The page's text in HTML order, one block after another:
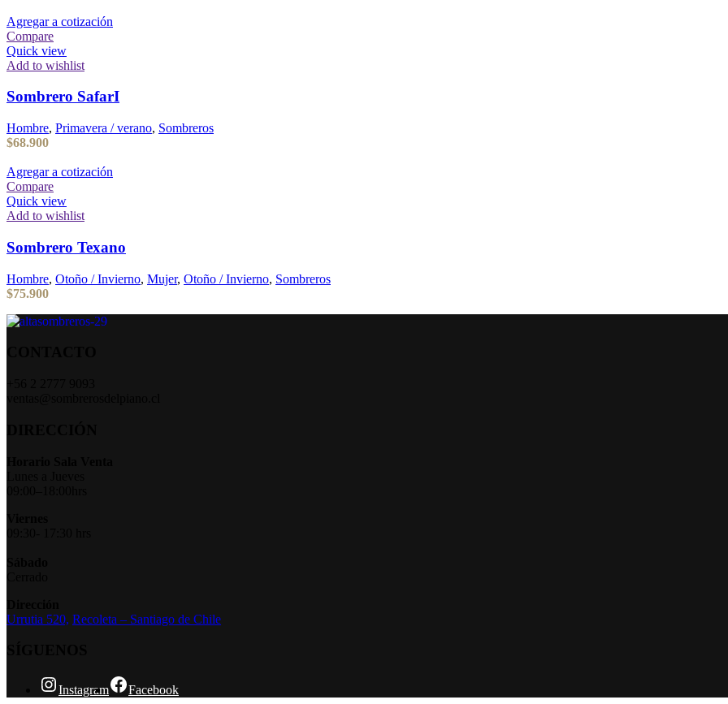
Agregar a cotización
Compare
Quick view
Add to wishlist
Sombrero SafarI
Hombre, Primavera / verano, Sombreros
$68.900
Agregar a cotización
Compare
Quick view
Add to wishlist
Sombrero Texano
Hombre, Otoño / Invierno, Mujer, Otoño / Invierno, Sombreros
$75.900
Urrutia 520, Recoleta – Santiago de Chile
Instagram Facebook